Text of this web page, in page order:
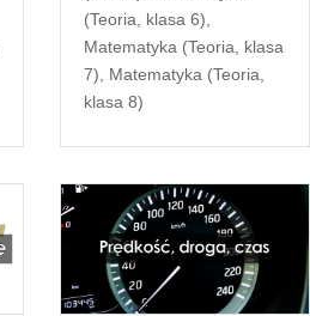
(Teoria, klasa 6)
Matematyka (Teoria, klasa
7)
Matematyka (Teoria,
klasa 8)